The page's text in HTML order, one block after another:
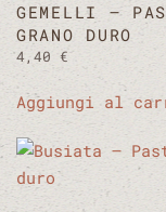
GEMELLI –
GRANO DURO
4,40 €
Aggiungi al